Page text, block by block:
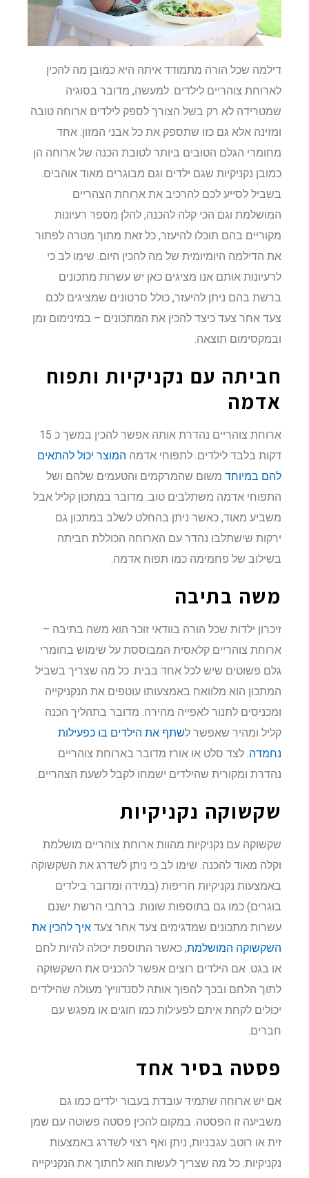
דילמה שכל הורה מתמודד איתה היא כמובן מה להכין
לארוחת צוהריים לילדים. למעשה, מדובר בסוגיה
שמטרידה לא רק בשל הצורך לספק לילדים ארוחה טובה
ומזינה אלא גם כזו שתספק את כל אבני המזון. אחד
מחומרי הגלם הטובים ביותר לטובת הכנה של ארוחה הן
כמובן נקניקיות שגם ילדים וגם מבוגרים מאוד אוהבים.
בשביל לסייע לכם להרכיב את ארוחת הצהריים
המושלמת וגם הכי קלה להכנה, להלן מספר רעיונות
מקוריים בהם תוכלו להיעזר, כל זאת מתוך מטרה לפתור
את הדילמה היומיומית של מה להכין היום. שימו לב כי
לרעיונות אותם אנו מציגים כאן יש עשרות מתכונים
ברשת בהם ניתן להיעזר, כולל סרטונים שמציגים לכם
צעד אחר צעד כיצד להכין את המתכונים – במינימום זמן
ובמקסימום תוצאה.
חביתה עם נקניקיות ותפוח
אדמה
ארוחת צוהריים נהדרת אותה אפשר להכין במשך כ 15
דקות בלבד לילדים. לתפוחי אדמההמוצר יכול להתאים
להם במיוחדמשום שהמרקמים והטעמים שלהם ושל
התפוחי אדמה משתלבים טוב. מדובר במתכון קליל אבל
משביע מאוד, כאשר ניתן בהחלט לשלב במתכון גם
ירקות שישתלבו נהדר עם הארוחה הכוללת חביתה
בשילוב של פחמימה כמו תפוח אדמה.
משה בתיבה
זיכרון ילדות שכל הורה בוודאי זוכר הוא משה בתיבה –
ארוחת צוהריים קלאסית המבוססת על שימוש בחומרי
גלם פשוטים שיש לכל אחד בבית. כל מה שצריך בשביל
המתכון הוא מלוואח באמצעותו עוטפים את הנקניקייה
ומכניסים לתנור לאפייה מהירה. מדובר בתהליך הכנה
קליל ומהיר שאפשר לשתף את הילדים בו כפעילות
נחמדה. לצד סלט או אורז מדובר בארוחת צוהריים
נהדרת ומקורית שהילדים ישמחו לקבל לשעת הצהריים.
שקשוקה נקניקיות
שקשוקה עם נקניקיות מהוות ארוחת צוהריים מושלמת
וקלה מאוד להכנה. שימו לב כי ניתן לשדרג את השקשוקה
באמצעות נקניקיות חריפות (במידה ומדובר בילדים
בוגרים) כמו גם בתוספות שונות. ברחבי הרשת ישנם
עשרות מתכונים שמדגימים צעד אחר צעדאיך להכין את
השקשוקה המושלמת, כאשר התוספת יכולה להיות לחם
או בגט. אם הילדים רוצים אפשר להכניס את השקשוקה
לתוך הלחם ובכך להפוך אותה לסנדוויץ' מעולה שהילדים
יכולים לקחת איתם לפעילות כמו חוגים או מפגש עם
חברים.
פסטה בסיר אחד
אם יש ארוחה שתמיד עובדת בעבור ילדים כמו גם
משביעה זו הפסטה. במקום להכין פסטה פשוטה עם שמן
זית או רוטב עגבניות, ניתן ואף רצוי לשדרג באמצעות
נקניקיות. כל מה שצריך לעשות הוא לחתוך את הנקניקייה